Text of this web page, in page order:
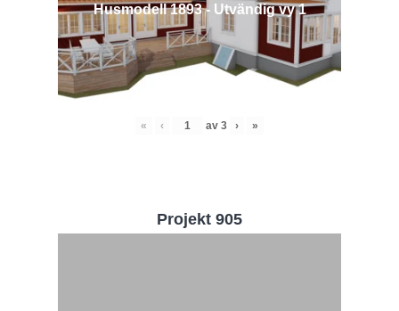
Husmodell 1893 - Utvändig vy 1
« ‹ av 3 › »
Projekt 905